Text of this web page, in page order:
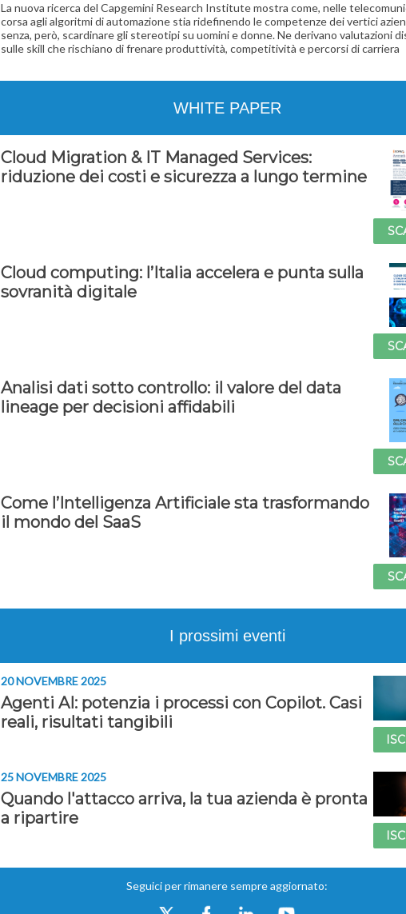
La nuova ricerca del Capgemini Research Institute mostra come, nelle
corsa agli algoritmi di automazione stia ridefinendo le competenze dei vertici
senza, però, scardinare gli stereotipi su uomini e donne. Ne derivano valutazioni
sulle skill che rischiano di frenare produttività, competitività e percorsi di carriera
WHITE PAPER
Cloud Migration & IT Managed Services:
riduzione dei costi e sicurezza a lungo termine
Cloud computing: l’Italia accelera e punta sulla
sovranità digitale
Analisi dati sotto controllo: il valore del data
lineage per decisioni affidabili
Come l’Intelligenza Artificiale sta trasformando
il mondo del SaaS
I prossimi eventi
20 NOVEMBRE 2025
Agenti AI: potenzia i processi con Copilot. Casi
reali, risultati tangibili
25 NOVEMBRE 2025
Quando l'attacco arriva, la tua azienda è pronta
a ripartire
Seguici per rimanere sempre aggiornato: